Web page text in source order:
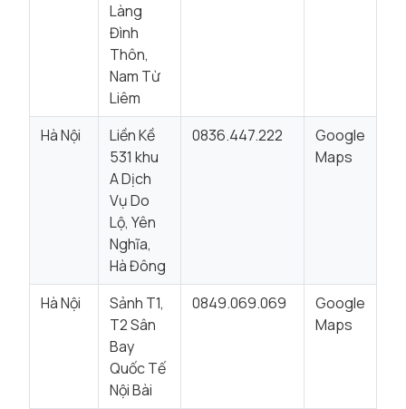
Làng
Đình
Thôn,
Nam Từ
Liêm
Hà Nội
Liền Kề
531 khu
A Dịch
Vụ Do
Lộ, Yên
Nghĩa,
Hà Đông
0836.447.222
Google
Maps
Hà Nội
Sảnh T1,
T2 Sân
Bay
Quốc Tế
Nội Bài
0849.069.069
Google
Maps